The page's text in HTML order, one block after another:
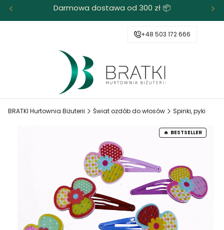
Darmowa dostawa od 300 zł 📦
+48 503 172 666
BRATKI Hurtownia Biżuterii Świat ozdób do włosów Spinki, pyki
BESTSELLER